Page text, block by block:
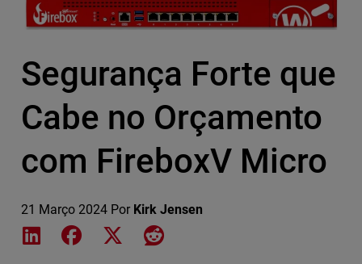
Segurança Forte que
Cabe no Orçamento
com FireboxV Micro
21 Março 2024 Por Kirk Jensen
Share on LinkedIn
Share on Facebook
Share on XShare on Reddit